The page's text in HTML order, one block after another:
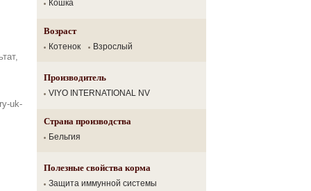
Кошка
Возраст
Котенок Взрослый
Производитель
VIYO INTERNATIONAL NV
Страна производства
Бельгия
Полезные свойства корма
Защита иммунной системы
uk-